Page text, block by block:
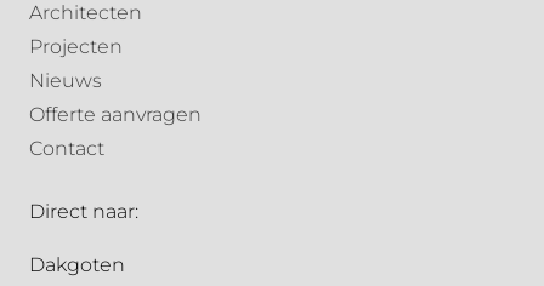
Architecten
Projecten
Nieuws
Offerte aanvragen
Contact
Direct naar:
Dakgoten